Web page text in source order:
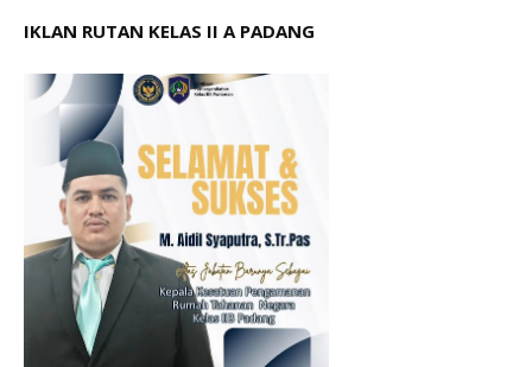
IKLAN RUTAN KELAS II A PADANG